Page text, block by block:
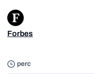
perc
Forbes